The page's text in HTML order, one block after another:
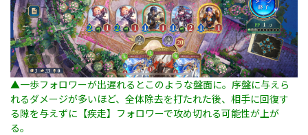
▲一歩フォロワーが出遅れるとこのような盤面に。序盤に与えら
れるダメージが多いほど、全体除去を打たれた後、相手に回復す
る隙を与えずに【疾走】フォロワーで攻め切れる可能性が上が
る。